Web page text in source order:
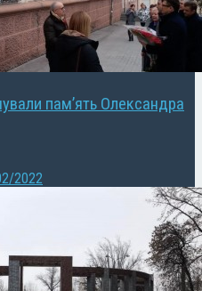
пам’ять Олександра
2022